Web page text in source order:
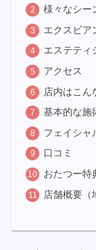
様々なシー
エクスビア
エステティ
アクセス
店内はこん
基本的な施
フェイシャ
口コミ
おたつー特
店舗概要（